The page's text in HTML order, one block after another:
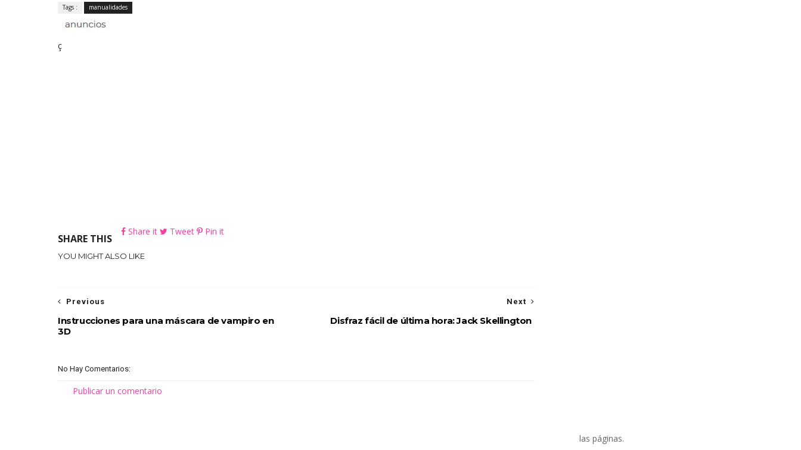
Tags : manualidades
ç
SHARE THIS
Share it Tweet Pin it
YOU MIGHT ALSO LIKE
Next
Disfraz fácil de última hora: Jack Skellington
Previous
Instrucciones para una máscara de vampiro en
3D
No Hay Comentarios:
Publicar un comentario
las páginas.